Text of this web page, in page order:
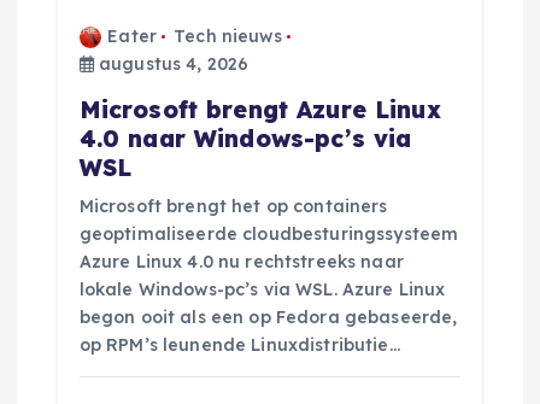
Eater
Tech nieuws
augustus 4, 2026
Microsoft brengt Azure Linux
4.0 naar Windows-pc’s via
WSL
Microsoft brengt het op containers
geoptimaliseerde cloudbesturingssysteem
Azure Linux 4.0 nu rechtstreeks naar
lokale Windows-pc’s via WSL. Azure Linux
begon ooit als een op Fedora gebaseerde,
op RPM’s leunende Linuxdistributie…